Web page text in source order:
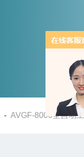
-AVGF-8000全自动